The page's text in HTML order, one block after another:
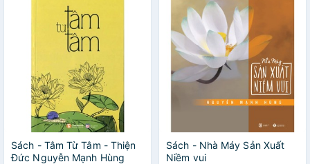
Sách - Tâm Từ Tâm - Thiện
Đức Nguyễn Mạnh Hùng
Sách - Nhà Máy Sản Xuất
Niềm vui